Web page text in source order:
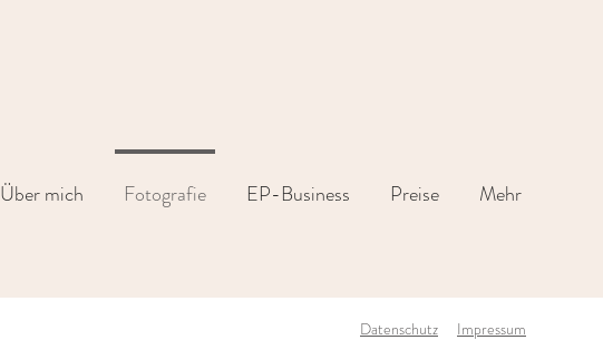
Über mich Fotografie EP-Business Preise Mehr
Datenschutz Impressum